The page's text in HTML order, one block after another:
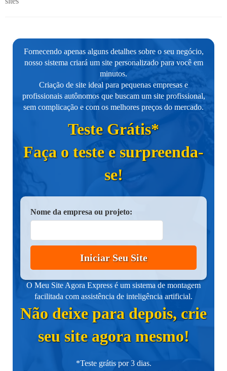
Fornecendo apenas alguns detalhes sobre o seu negócio,
nosso sistema criará um site personalizado para você em
minutos.
Criação de site ideal para pequenas empresas e
profissionais autônomos que buscam um site profissional,
sem complicação e com os melhores preços do mercado.
Teste Grátis*
Faça o teste e surpreenda-
se!
Nome da empresa ou projeto:
Iniciar Seu Site
O Meu Site Agora Express é um sistema de montagem
facilitada com assistência de inteligência artificial.
Não deixe para depois, crie
seu site agora mesmo!
*Teste grátis por 3 dias.